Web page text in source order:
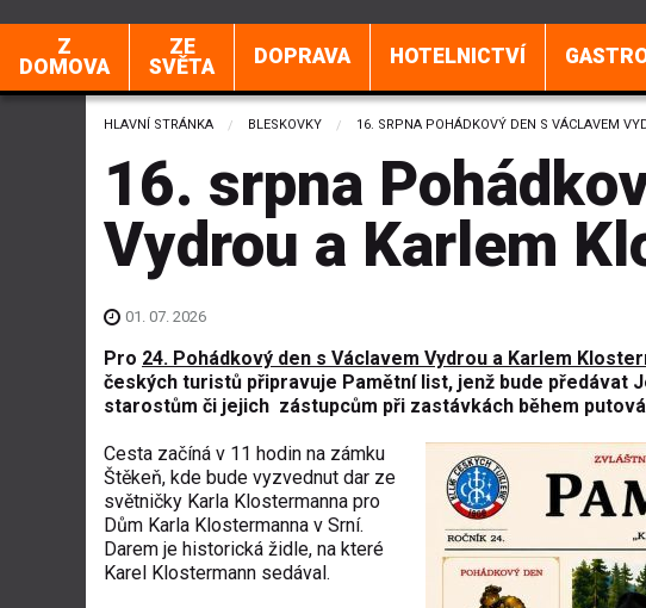
Z
DOMOVA
ZE
SVĚTA
DOPRAVA HOTELNICTVÍ
HLAVNÍ STRÁNKA BLESKOVKY CURRENT:
16. SRPNA POHÁDKOVÝ DEN S VÁCLAVEM
16. srpna
Vydrou a Karlem
01. 07. 2026
Pro 24. Pohádkový den s Václavem Vydrou a Karlem
českých turistů připravuje Pamětní list, jenž bude předávat
starostům či jejich zástupcům při zastávkách během
Cesta začíná v 11 hodin na zámku
Štěkeň, kde bude vyzvednut dar ze
světničky Karla Klostermanna pro
Dům Karla Klostermanna v Srní.
Darem je historická židle, na které
Karel Klostermann sedával.